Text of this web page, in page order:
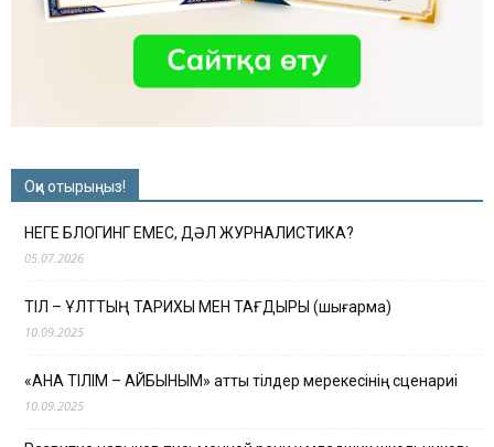
Оқи отырыңыз!
НЕГЕ БЛОГИНГ ЕМЕС, ДӘЛ ЖУРНАЛИСТИКА?
05.07.2026
ТІЛ – ҰЛТТЫҢ ТАРИХЫ МЕН ТАҒДЫРЫ (шығарма)
10.09.2025
«АНА ТІЛІМ – АЙБЫНЫМ» атты тілдер мерекесінің сценариі
10.09.2025